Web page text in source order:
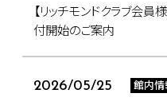
【リッチモンドクラブ会員
付開始のご案内
2026/05/25 館内